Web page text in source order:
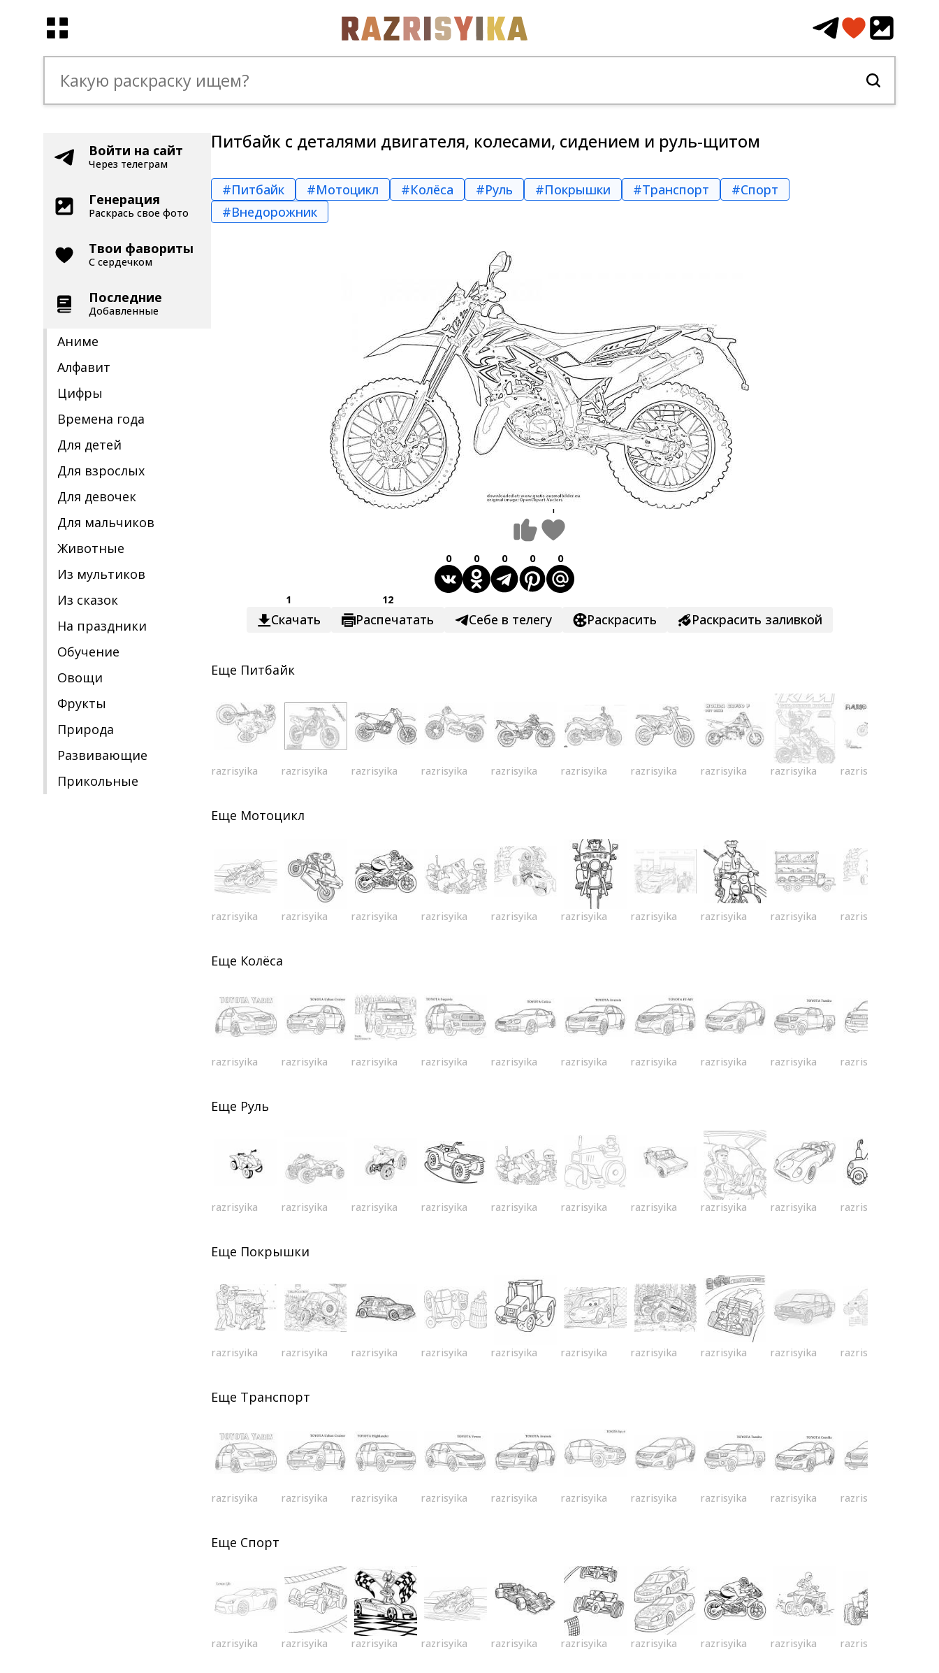
Войти на сайт
Через телеграм
Генерация
Раскрась свое фото
Твои фавориты
С сердечком
Последние
Добавленные
Аниме
Алфавит
Цифры
Времена года
Для детей
Для взрослых
Для девочек
Для мальчиков
Животные
Из мультиков
Из сказок
На праздники
Обучение
Овощи
Фрукты
Природа
Развивающие
Прикольные
Питбайк с деталями двигателя, колесами, сидением и руль-щитом
#Питбайк #Мотоцикл #Колёса #Руль #Покрышки #Транспорт
#Спорт
#Внедорожник
1
0 0 0 0 0
1
Скачать
12
Распечатать Себе в телегу Раскрасить Раскрасить заливкой
Еще Питбайк
razrisyika razrisyika razrisyika razrisyika razrisyika razrisyika razrisyika razrisyika razrisyika razrisyika
Еще Мотоцикл
razrisyika razrisyika razrisyika razrisyika razrisyika razrisyika razrisyika razrisyika razrisyika razrisyika
Еще Колёса
razrisyika razrisyika razrisyika razrisyika razrisyika razrisyika razrisyika razrisyika razrisyika razrisyika
Еще Руль
razrisyika razrisyika razrisyika razrisyika razrisyika razrisyika razrisyika razrisyika razrisyika razrisyika
Еще Покрышки
razrisyika razrisyika razrisyika razrisyika razrisyika razrisyika razrisyika razrisyika razrisyika razrisyika
Еще Транспорт
razrisyika razrisyika razrisyika razrisyika razrisyika razrisyika razrisyika razrisyika razrisyika razrisyika
Еще Спорт
razrisyika razrisyika razrisyika razrisyika razrisyika razrisyika razrisyika razrisyika razrisyika razrisyika